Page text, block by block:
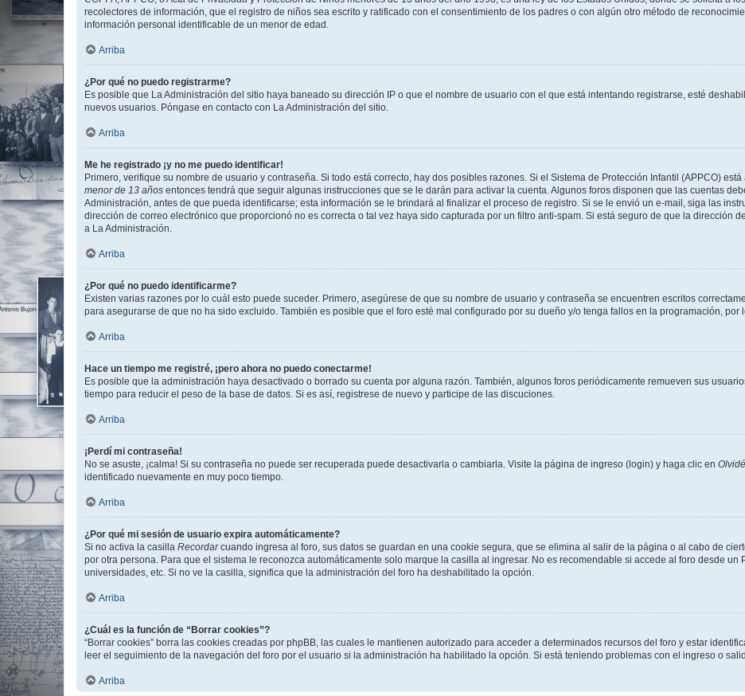
recolectores de información, que el registro de niños sea escrito y ratificado con el consentimiento de los padres o con algún otro método de
información personal identificable de un menor de edad.
Arriba
¿Por qué no puedo registrarme?
Es posible que La Administración del sitio haya baneado su dirección IP o que el nombre de usuario con el que está intentando registrarse, esté
nuevos usuarios. Póngase en contacto con La Administración del sitio.
Arriba
Me he registrado ¡y no me puedo identificar!
Primero, verifique su nombre de usuario y contraseña. Si todo está correcto, hay dos posibles razones. Si el Sistema de Protección Infantil (APPCO)
menor de 13 años entonces tendrá que seguir algunas instrucciones que se le darán para activar la cuenta. Algunos foros disponen que las cuentas
Administración, antes de que pueda identificarse; esta información se le brindará al finalizar el proceso de registro. Si se le envió un e-mail, siga las
dirección de correo electrónico que proporcionó no es correcta o tal vez haya sido capturada por un filtro anti-spam. Si está seguro de que la dirección
a La Administración.
Arriba
¿Por qué no puedo identificarme?
Existen varias razones por lo cuál esto puede suceder. Primero, asegúrese de que su nombre de usuario y contraseña se encuentren escritos
para asegurarse de que no ha sido excluido. También es posible que el foro esté mal configurado por su dueño y/o tenga fallos en la programación, por
Arriba
Hace un tiempo me registré, ¡pero ahora no puedo conectarme!
Es posible que la administración haya desactivado o borrado su cuenta por alguna razón. También, algunos foros periódicamente remueven sus
tiempo para reducir el peso de la base de datos. Si es así, registrese de nuevo y participe de las discuciones.
Arriba
¡Perdí mi contraseña!
No se asuste, ¡calma! Si su contraseña no puede ser recuperada puede desactivarla o cambiarla. Visite la página de ingreso (login) y haga clic en
identificado nuevamente en muy poco tiempo.
Arriba
¿Por qué mi sesión de usuario expira automáticamente?
Si no activa la casilla Recordarcuando ingresa al foro, sus datos se guardan en una cookie segura, que se elimina al salir de la página o al cabo de
por otra persona. Para que el sistema le reconozca automáticamente solo marque la casilla al ingresar. No es recomendable si accede al foro desde un
universidades, etc. Si no ve la casilla, significa que la administración del foro ha deshabilitado la opción.
Arriba
¿Cuál es la función de “Borrar cookies”?
“Borrar cookies” borra las cookies creadas por phpBB, las cuales le mantienen autorizado para acceder a determinados recursos del foro y estar
leer el seguimiento de la navegación del foro por el usuario si la administración ha habilitado la opción. Si está teniendo problemas con el ingreso o
Arriba